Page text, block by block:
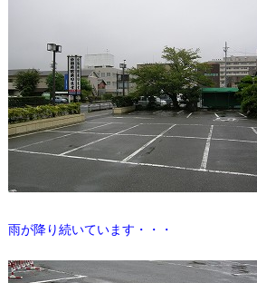
雨が降り続いています・・・